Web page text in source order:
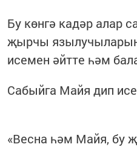
Бу көнгә кадәр алар
җырчы
исемен әйтте һәм
Сабыйга Майя дип
«Весна һәм Майя, бу